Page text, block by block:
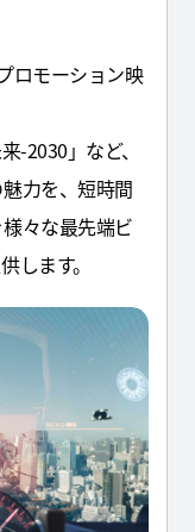
ロモーション映
-2030」など、
力を、短時間
々な最先端ビ
します。